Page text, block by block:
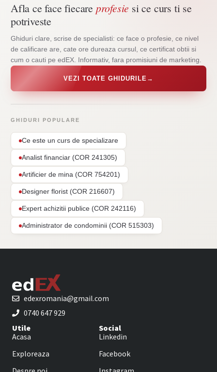
Afla ce face fiecare profesie si ce curs ti se
potriveste
Ghiduri clare, scrise de specialisti: ce face o profesie, ce nivel
de calificare are, cate ore dureaza cursul, ce certificat obtii si
cum o cauti pe edEX. Informativ, fara promisiuni de marketing.
VEZI TOATE GHIDURILE →
GHIDURI POPULARE
Ce este un curs de specializare
Analist financiar (COR 241305)
Artificier de mina (COR 754201)
Designer florist (COR 216607)
Expert achizitii publice (COR 242116)
Administrator de condominii (COR 515303)
edexromania@gmail.com
0740 647 929
Utile
Acasa
Exploreaza
Social
Linkedin
Facebook